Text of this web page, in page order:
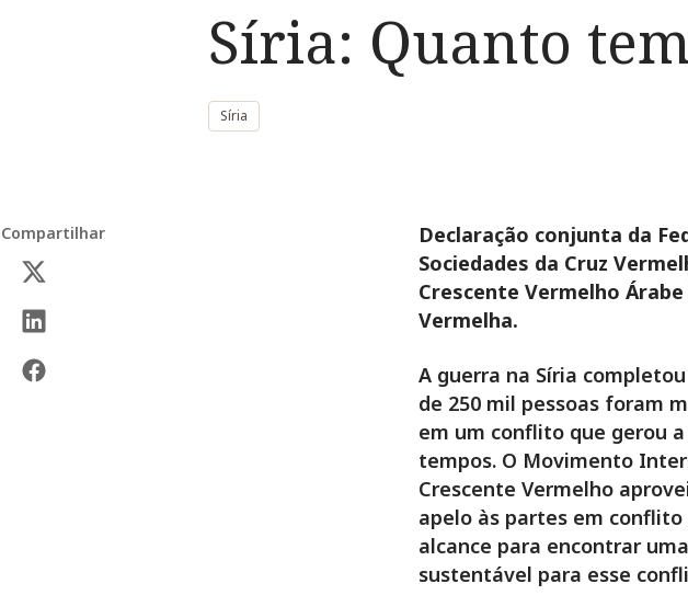
Síria: Quanto
Síria
Compartilhar
Declaração conjunta da
Sociedades da Cruz
Crescente Vermelho
Vermelha.
A guerra na Síria
de 250 mil pessoas foram
em um conflito que gerou
tempos. O Movimento
Crescente Vermelho
apelo às partes em
alcance para encontrar
sustentável para esse